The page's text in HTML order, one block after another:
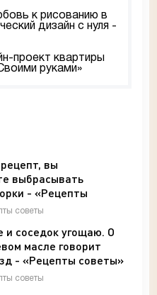
к рисованию в
дизайн с нуля -
проект квартиры
руками»
вы
выбрасывать
- «Рецепты
советы
и соседок угощаю. О
масле говорит
- «Рецепты советы»
советы